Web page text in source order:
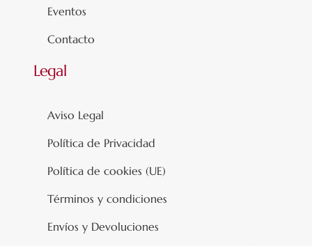
Eventos
Contacto
Legal
Aviso Legal
Política de Privacidad
Política de cookies (UE)
Términos y condiciones
Envíos y Devoluciones